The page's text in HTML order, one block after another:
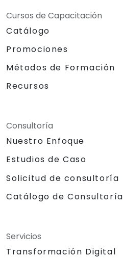
Cursos de Capacitación
Catálogo
Promociones
Métodos de Formación
Recursos
Consultoría
Nuestro Enfoque
Estudios de Caso
Solicitud de consultoría
Catálogo de Consultoría
Servicios
Transformación Digital